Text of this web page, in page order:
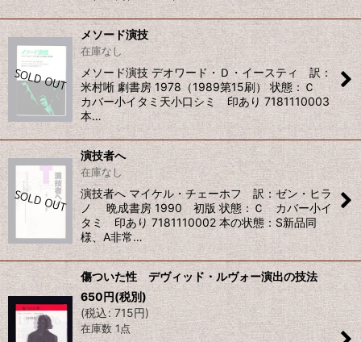
メソード演技
在庫なし
メソード演技 デオワード・Ｄ・イースティ 訳：
米村唽 劇書房 1978（1989第15刷） 状態：Ｃ
カバー小イタミ天小口シミ 印あり 7181110003
本…
演技者へ
在庫なし
演技者へ マイケル・チェーホフ 訳：ゼン・ヒラ
ノ 晩成書房 1990 初版 状態：Ｃ カバー小イ
タミ 印あり 7181110002 本の状態：S新品同
様、A非常…
傷ついた性 デヴィッド・ルヴォー演出の技法
650円(税別)
(税込: 715円)
在庫数 1点